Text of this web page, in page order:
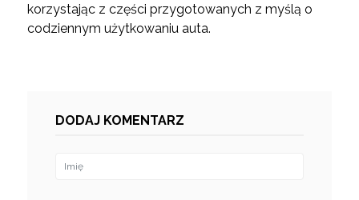
korzystając z części przygotowanych z myślą o
codziennym użytkowaniu auta.
DODAJ KOMENTARZ